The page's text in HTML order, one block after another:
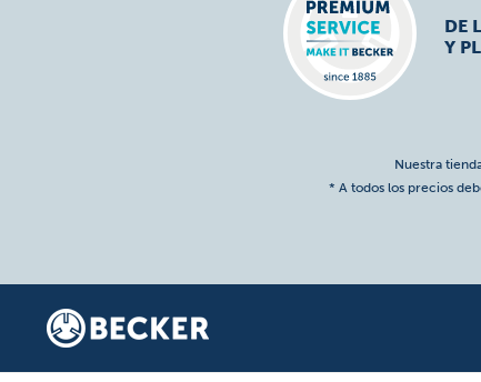
DE
Y
Nuestra
* A todos los precios